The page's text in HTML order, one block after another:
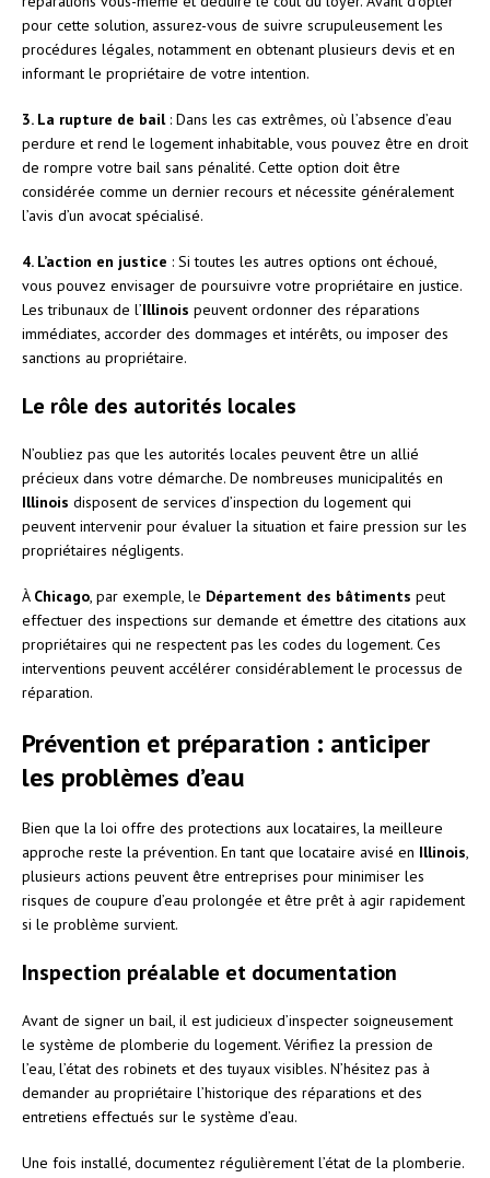
pour cette solution, assurez-vous de suivre scrupuleusement les
procédures légales, notamment en obtenant plusieurs devis et en
informant le propriétaire de votre intention.
3. La rupture de bail: Dans les cas extrêmes, où l’absence d’eau
perdure et rend le logement inhabitable, vous pouvez être en droit
de rompre votre bail sans pénalité. Cette option doit être
considérée comme un dernier recours et nécessite généralement
l’avis d’un avocat spécialisé.
4. L’action en justice : Si toutes les autres options ont échoué,
vous pouvez envisager de poursuivre votre propriétaire en justice.
Les tribunaux de l’Illinois peuvent ordonner des réparations
immédiates, accorder des dommages et intérêts, ou imposer des
sanctions au propriétaire.
Le rôle des autorités locales
N’oubliez pas que les autorités locales peuvent être un allié
précieux dans votre démarche. De nombreuses municipalités en
Illinois disposent de services d’inspection du logement qui
peuvent intervenir pour évaluer la situation et faire pression sur les
propriétaires négligents.
À Chicago , par exemple, le Département des bâtiments peut
effectuer des inspections sur demande et émettre des citations aux
propriétaires qui ne respectent pas les codes du logement. Ces
interventions peuvent accélérer considérablement le processus de
réparation.
Prévention et préparation : anticiper
les problèmes d’eau
Bien que la loi offre des protections aux locataires, la meilleure
approche reste la prévention. En tant que locataire avisé en Illinois
plusieurs actions peuvent être entreprises pour minimiser les
risques de coupure d’eau prolongée et être prêt à agir rapidement
si le problème survient.
Inspection préalable et documentation
Avant de signer un bail, il est judicieux d’inspecter soigneusement
le système de plomberie du logement. Vérifiez la pression de
l’eau, l’état des robinets et des tuyaux visibles. N’hésitez pas à
demander au propriétaire l’historique des réparations et des
entretiens effectués sur le système d’eau.
Une fois installé, documentez régulièrement l’état de la plomberie.